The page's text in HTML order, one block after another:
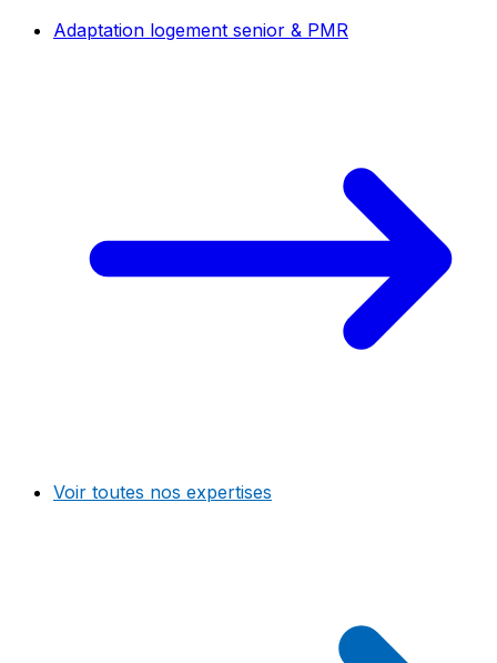
Adaptation logement senior & PMR
Voir toutes nos expertises